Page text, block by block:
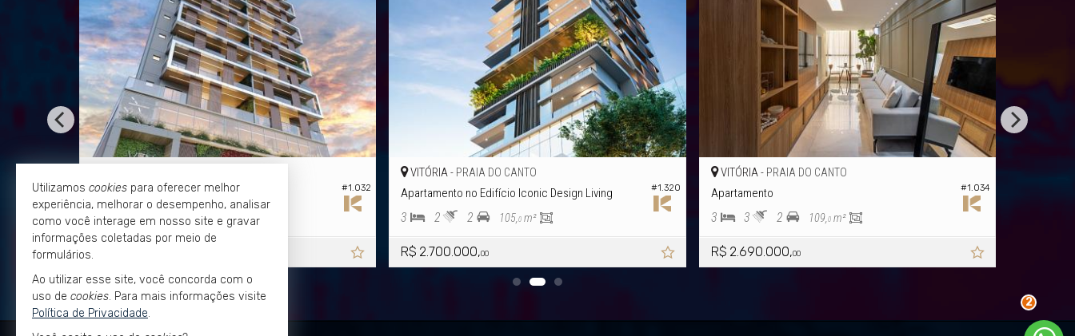
Apartamento no Edifício Ventanas
3 3 2 110, 0m²
a partir deR$ 3.234.765,
#1.320
PRAIA DO CANTO
Apartamento no Edifício Iconic Design Living
2 105, m²
R$ 2.700.000, 00
PRAIA DO CANTO
Apartamento
2 109, m²
R$ 2.690.000, 00
Apartamento no
R$ 2.490.000,
2
Utilizamos cookies para oferecer melhor
experiência, melhorar o desempenho, analisar
como você interage em nosso site e gravar
informações coletadas por meio de
formulários.
Ao utilizar esse site, você concorda com o
uso de cookies. Para mais informações visite
Política de Privacidade.